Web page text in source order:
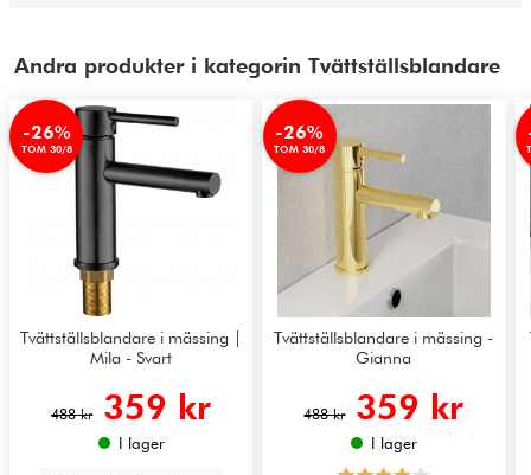
Andra produkter i kategorin Tvättställsblandare
-26%
TOM 30/8
Tvättställsblandare i mässing |
Mila - Svart
488 kr 359 kr
I lager
-26%
TOM 30/8
Tvättställsblandare i mässing -
Gianna
488 kr 359 kr
I lager